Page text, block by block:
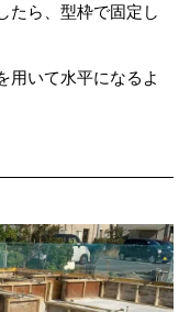
たら、型枠で固定し
用いて水平になるよ